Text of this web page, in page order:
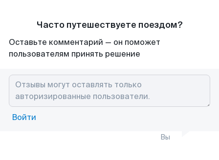
Часто путешествуете поездом?
Оставьте комментарий — он поможет
пользователям принять решение
Войти
Вы